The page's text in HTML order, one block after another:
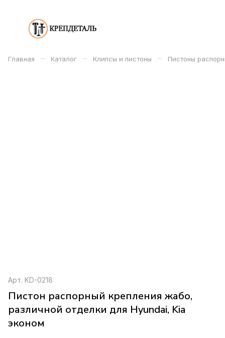
Главная – Каталог – Клипсы и пистоны – Пистоны
Арт. KD-0218
Пистон распорный крепления жабо,
различной отделки для Hyundai, Kia
эконом